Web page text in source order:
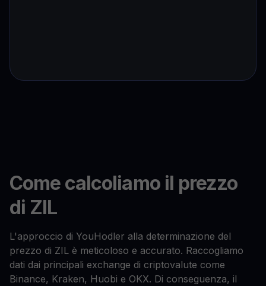
Come calcoliamo il prezzo
di ZIL
L'approccio di YouHodler alla determinazione del
prezzo di ZIL è meticoloso e accurato. Raccogliamo
dati dai principali exchange di criptovalute come
Binance, Kraken, Huobi e OKX. Di conseguenza, il